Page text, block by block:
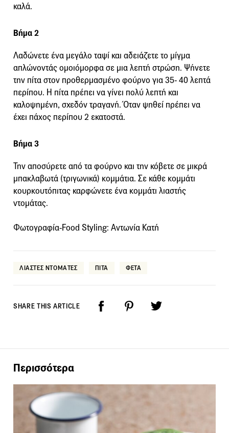
καλά.
Βήμα 2
Λαδώνετε ένα μεγάλο ταψί και αδειάζετε το μίγμα
απλώνοντάς ομοιόμορφα σε μια λεπτή στρώση. Ψήνετε
την πίτα στον προθερμασμένο φούρνο για 35- 40 λεπτά
περίπου. Η πίτα πρέπει να γίνει πολύ λεπτή και
καλοψημένη, σχεδόν τραγανή. Όταν ψηθεί πρέπει να
έχει πάχος περίπου 2 εκατοστά.
Βήμα 3
Την αποσύρετε από τα φούρνο και την κόβετε σε μικρά
μπακλαβωτά (τριγωνικά) κομμάτια. Σε κάθε κομμάτι
κουρκουτόπιτας καρφώνετε ένα κομμάτι λιαστής
ντομάτας.
Φωτογραφία-Food Styling: Αντωνία Κατή
ΛΙΑΣΤΕΣ ΝΤΟΜΑΤΕΣ ΠΙΤΑ ΦΕΤΑ
SHARE THIS ARTICLE
Περισσότερα